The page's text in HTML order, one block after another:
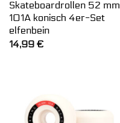
Skateboardrollen 52 mm
101A konisch 4er-Set
elfenbein
14,99 €